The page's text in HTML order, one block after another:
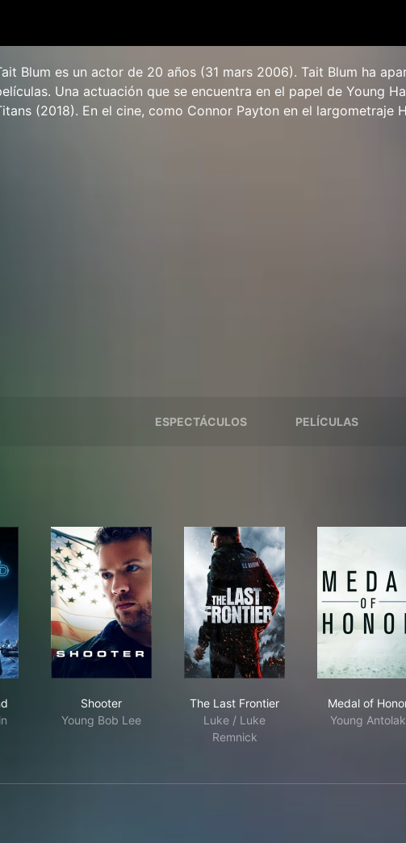
Blum es un actor de 20 años (31 mars 2006). Tait Blum ha
Una actuación que se encuentra en el papel de Young
(2018). En el cine, como Connor Payton en el largometraje
ESPECTÁCULOS PELÍCULAS
Shooter
Young Bob Lee
The Last Frontier
Luke / Luke
Remnick
Medal of
Young Antolak